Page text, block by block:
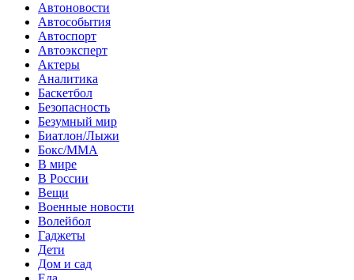
Автоновости
Автособытия
Автоспорт
Автоэксперт
Актеры
Аналитика
Баскетбол
Безопасность
Безумный мир
Биатлон/Лыжи
Бокс/MMA
В мире
В России
Вещи
Военные новости
Волейбол
Гаджеты
Дети
Дом и сад